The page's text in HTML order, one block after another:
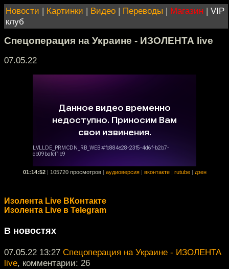
Новости | Картинки | Видео | Переводы | Магазин | VIP
клуб
Спецоперация на Украине - ИЗОЛЕНТА live
07.05.22
01:14:52 105720 просмотров аудиоверсия вконтакте rutube дзен
Изолента Live ВКонтакте
Изолента Live в Telegram
В новостях
07.05.22 13:27 Спецоперация на Украине - ИЗОЛЕНТА
live, комментарии: 26